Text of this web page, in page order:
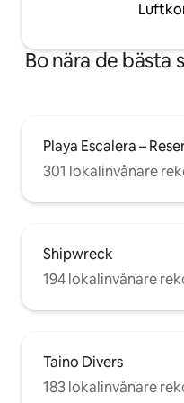
Bo nära de bästa
Playa Escalera –
301 lokalinvånare
Shipwreck
194 lokalinvånare
Taino Divers
183 lokalinvånare